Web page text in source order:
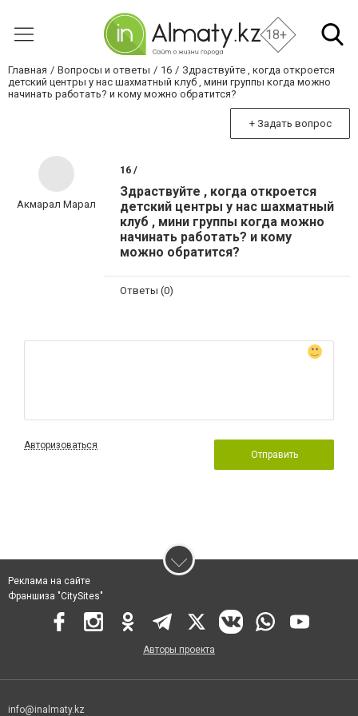
18+
Главная Вопросы и ответы 16
Здраствуйте , когда откроется
детский центры у нас шахматный клуб , мини группы когда можно
начинать работать? и кому можно обратится?
+ Задать вопрос
Акмарал Марал
16 /
Здраствуйте , когда откроется
детский центры у нас шахматный
клуб , мини группы когда можно
начинать работать? и кому
можно обратится?
Ответы (0)
Авторизоваться
Отправить
Реклама на сайте
Франшиза "CitySites"
Авторы проекта
info@inalmaty.kz